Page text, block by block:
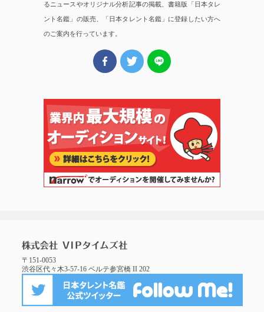
るニュースやオリジナル分析記事の掲載、書籍版「日本タレ
ント名鑑」の販売、「日本タレント名鑑」に登録したい方へ
のご案内を行っています。
〒151-0053
渋谷区代々木3-57-16 ベルテ参宮橋 II 202